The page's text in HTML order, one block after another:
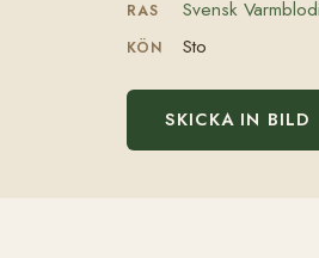
RAS Svensk
KÖN Sto
SKICKA IN BILD